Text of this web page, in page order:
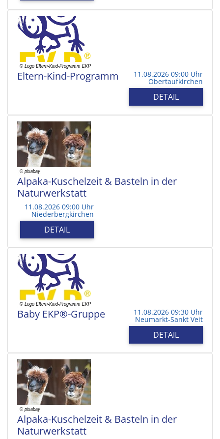
Eltern-Kind-Programm 11.08.2026 09:00 Uhr
Obertaufkirchen
DETAIL
Alpaka-Kuschelzeit & Basteln in der
Naturwerkstatt
11.08.2026 09:00 Uhr
Niederbergkirchen
DETAIL
Baby EKP®-Gruppe 11.08.2026 09:30 Uhr
Neumarkt-Sankt Veit
DETAIL
Alpaka-Kuschelzeit & Basteln in der
Naturwerkstatt